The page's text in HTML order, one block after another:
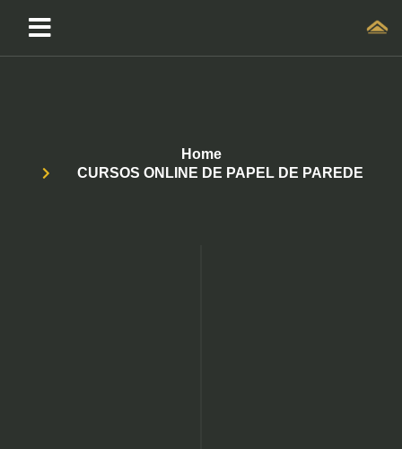
Home
CURSOS ONLINE DE PAPEL DE PAREDE